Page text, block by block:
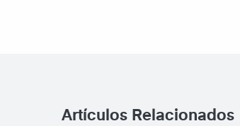
Artículos Relacionados